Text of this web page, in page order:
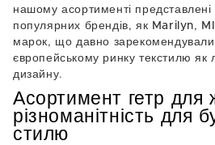
нашому асортименті представлені
популярних брендів, як Marilyn,
марок, що давно
європейському ринку текстилю як
дизайну.
Асортимент гетр для
різноманітність для
стилю